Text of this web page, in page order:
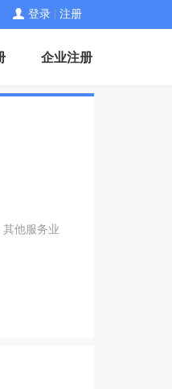
登录 注册
企业注册
他服务业